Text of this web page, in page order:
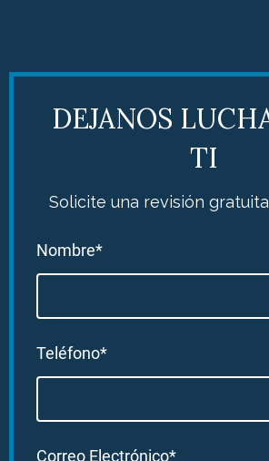
DEJANOS
TI
Solicite una revisión
Nombre*
Teléfono*
Correo Electrónico*